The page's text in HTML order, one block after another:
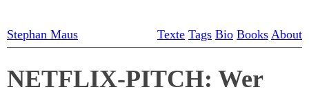
Stephan Maus Texte Tags Bio Books About
NETFLIX-PITCH: Wer